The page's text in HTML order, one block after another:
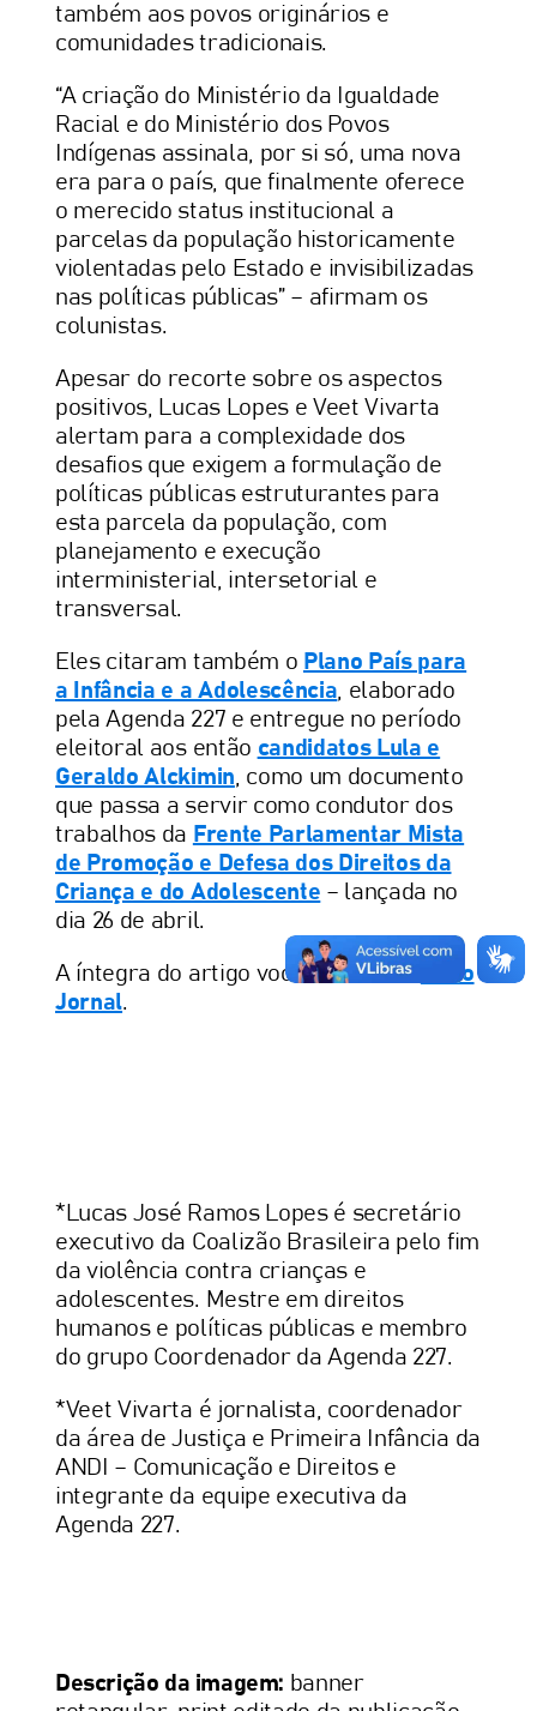
também aos povos originários e
comunidades tradicionais.
“A criação do Ministério da Igualdade
Racial e do Ministério dos Povos
Indígenas assinala, por si só, uma nova
era para o país, que finalmente oferece
o merecido status institucional a
parcelas da população historicamente
violentadas pelo Estado e invisibilizadas
nas políticas públicas” – afirmam os
colunistas.
Apesar do recorte sobre os aspectos
positivos, Lucas Lopes e Veet Vivarta
alertam para a complexidade dos
desafios que exigem a formulação de
políticas públicas estruturantes para
esta parcela da população, com
planejamento e execução
interministerial, intersetorial e
transversal.
Eles citaram também o Plano País para
a Infância e a Adolescência, elaborado
pela Agenda 227 e entregue no período
eleitoral aos então candidatos Lula e
Geraldo Alckimin, como um documento
que passa a servir como condutor dos
trabalhos da Frente Parlamentar Mista
de Promoção e Defesa dos Direitos da
Criança e do Adolescente – lançada no
dia 26 de abril.
A íntegra do artigo você acessa no
Nexo
Jornal.
*Lucas José Ramos Lopes é secretário
executivo da Coalizão Brasileira pelo fim
da violência contra crianças e
adolescentes. Mestre em direitos
humanos e políticas públicas e membro
do grupo Coordenador da Agenda 227.
*Veet Vivarta é jornalista, coordenador
da área de Justiça e Primeira Infância da
ANDI – Comunicação e Direitos e
integrante da equipe executiva da
Agenda 227.
Descrição da imagem: banner